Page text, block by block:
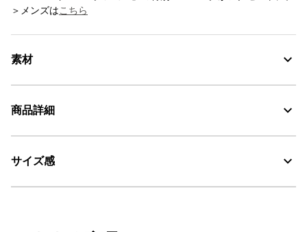
＞メンズはこちら
素材
素材の特徴
ール： ラバー
商品詳細
・色：セーブル (002)
サイズ感